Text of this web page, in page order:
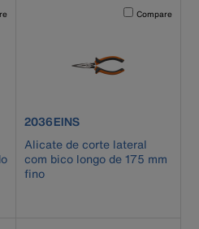
element will cause content on the page to
Activating this
Compare
product number 2036EINS
2036EINS
Alicate de corte lateral
com bico longo de 175 mm
fino